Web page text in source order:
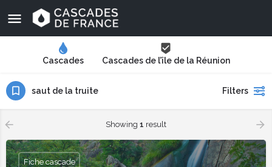
Cascades Cascades de l’île de la Réunion
saut de la truite Filters
Showing 1 result
Fiche cascade